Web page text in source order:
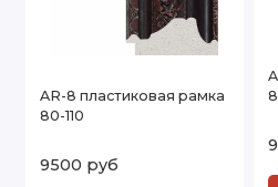
AR-8 пластиковая рамка
80-110
9500 руб